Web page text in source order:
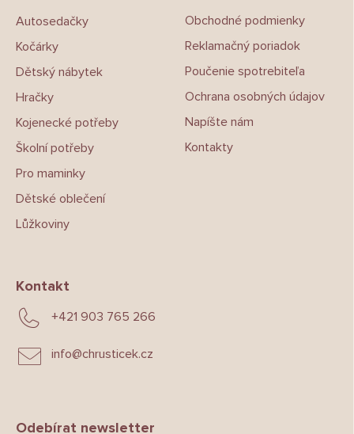
Autosedačky
Kočárky
Dětský nábytek
Hračky
Kojenecké potřeby
Školní potřeby
Pro maminky
Dětské oblečení
Lůžkoviny
Obchodné podmienky
Reklamačný poriadok
Poučenie spotrebiteľa
Ochrana osobných údajov
Napíšte nám
Kontakty
Kontakt
info@chrusticek.cz
+421 903 765 266
Odebírat newsletter